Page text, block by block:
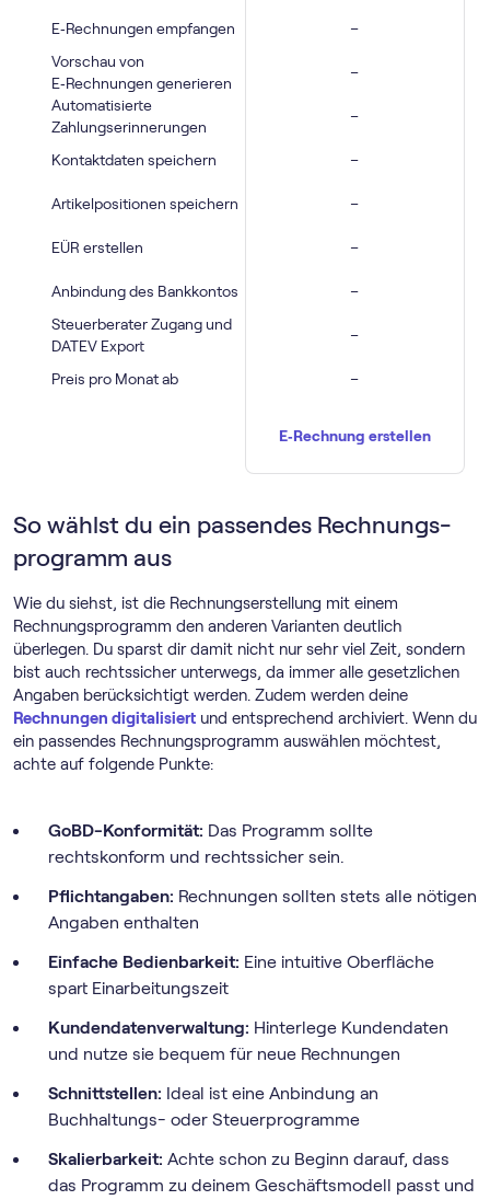
E‑Rechnungen empfangen
–
Vorschau von
E‑Rechnungen generieren
–
Automatisierte
Zahlungserinnerungen
–
Kontaktdaten speichern –
Artikelpositionen speichern –
EÜR erstellen –
Anbindung des Bankkontos
–
Steuerberater Zugang und
DATEV Export
–
Preis pro Monat ab –
E‑Rechnung erstellen
So wählst du ein passendes Rechnungs­
programm aus
Wie du siehst, ist die Rechnungserstellung mit einem
Rechnungs­programm den anderen Varianten deutlich
überlegen. Du sparst dir damit nicht nur sehr viel Zeit, sondern
bist auch rechtssicher unterwegs, da immer alle gesetzlichen
Angaben berücksichtigt werden. Zudem werden deine
Rechnungen digitalisiert und entsprechend archiviert. Wenn du
ein passendes Rechnungs­programm auswählen möchtest,
achte auf folgende Punkte:
GoBD-Konformität: Das Programm sollte
rechtskonform und rechtssicher sein.
Pflichtangaben: Rechnungen sollten stets alle nötigen
Angaben enthalten
Einfache Bedienbarkeit: Eine intuitive Oberfläche
spart Einarbeitungszeit
Kundendatenverwaltung: Hinterlege Kundendaten
und nutze sie bequem für neue Rechnungen
Schnittstellen: Ideal ist eine Anbindung an
Buchhaltungs- oder Steuerprogramme
Skalierbarkeit: Achte schon zu Beginn darauf, dass
das Programm zu deinem Geschäftsmodell passt und